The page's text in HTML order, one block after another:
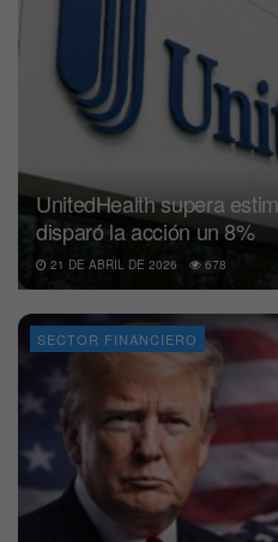
UnitedHealth supera
disparó la acción un 8%
21 DE ABRIL DE 2026 678
SECTOR FINANCIERO